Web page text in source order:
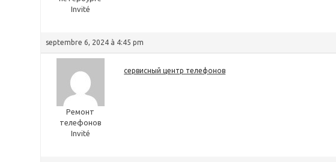
Invité
septembre 6, 2024 à 4:45 pm
Ремонт
телефонов
Invité
сервисный центр телефонов